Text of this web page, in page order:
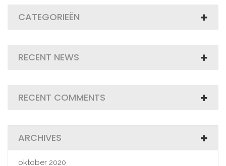
CATEGORIEËN
RECENT NEWS
RECENT COMMENTS
ARCHIVES
oktober 2020